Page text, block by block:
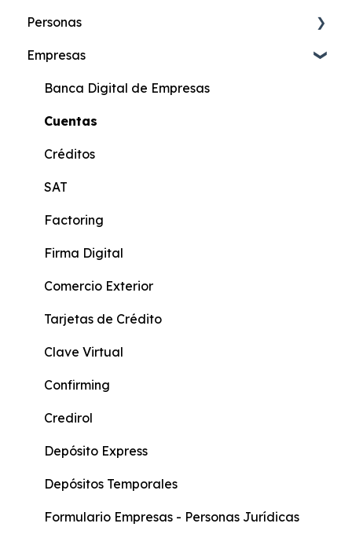
Personas
Cuenta de Ahorros Online
Cuenta Más Online
Cuenta Ahorros
Cuenta Corriente
Cuenta Más
Beneficiario de Giros
Cuenta KIDS
Cuenta Joven
Score Crediticio
Actualización de Datos
Formularios Persona Natural
Formularios persona natural con actividad
Empresas
Banca Digital de Empresas
Cuentas
Créditos
SAT
Factoring
Firma Digital
Comercio Exterior
Tarjetas de Crédito
Clave Virtual
Confirming
Credirol
Depósito Express
Depósitos Temporales
Formulario Empresas - Personas Jurídicas